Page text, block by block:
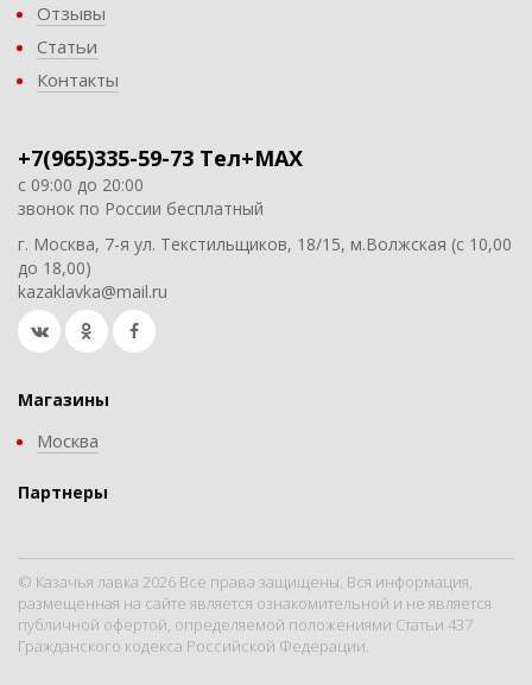
Отзывы
Статьи
Контакты
+7(965)335-59-73 Тел+MAX
с 09:00 до 20:00
звонок по России бесплатный
г. Москва, 7-я ул. Текстильщиков, 18/15, м.Волжская (с 10,00
до 18,00)
kazaklavka@mail.ru
Магазины
Москва
Партнеры
© Казачья лавка 2026 Все права защищены. Вся информация,
размещенная на сайте является ознакомительной и не является
публичной офертой, определяемой положениями Статьи 437
Гражданского кодекса Российской Федерации.